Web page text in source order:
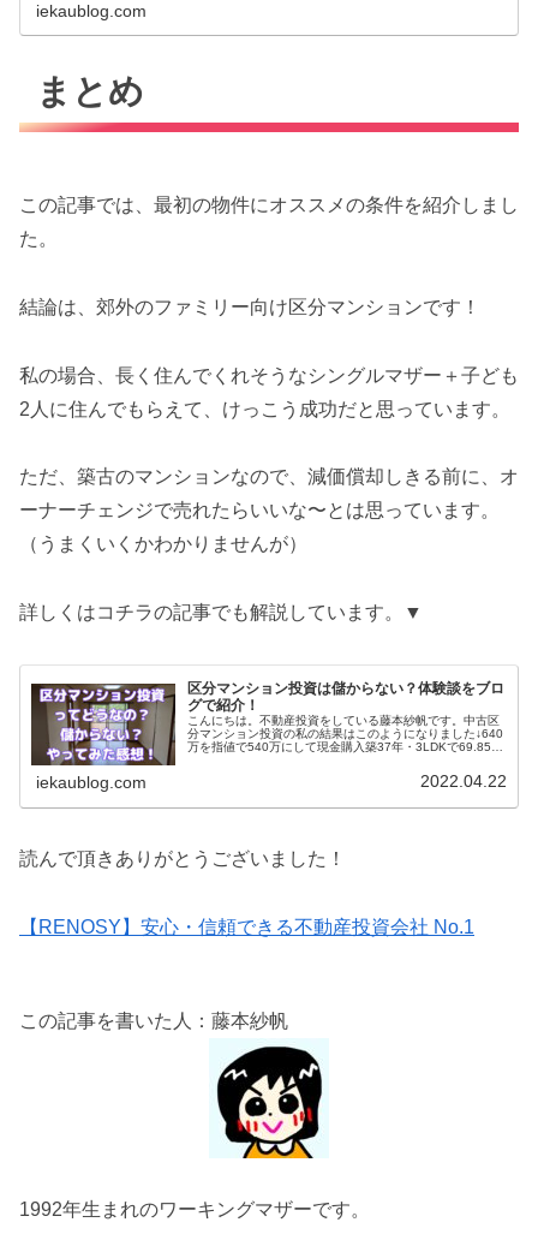
iekaublog.com
まとめ
この記事では、最初の物件にオススメの条件を紹介しまし
た。
結論は、郊外のファミリー向け区分マンションです！
私の場合、長く住んでくれそうなシングルマザー＋子ども
2人に住んでもらえて、けっこう成功だと思っています。
ただ、築古のマンションなので、減価償却しきる前に、オ
ーナーチェンジで売れたらいいな〜とは思っています。
（うまくいくかわかりませんが）
詳しくはコチラの記事でも解説しています。▼
区分マンション投資は儲からない？体験談をブロ
グで紹介！
こんにちは。不動産投資をしている藤本紗帆です。中古区
分マンション投資の私の結果はこのようになりました↓640
万を指値で540万にして現金購入築37年・3LDKで69.85㎡
iekaublog.com 2022.04.22
読んで頂きありがとうございました！
【RENOSY】安心・信頼できる不動産投資会社 No.1
この記事を書いた人：藤本紗帆
1992年生まれのワーキングマザーです。